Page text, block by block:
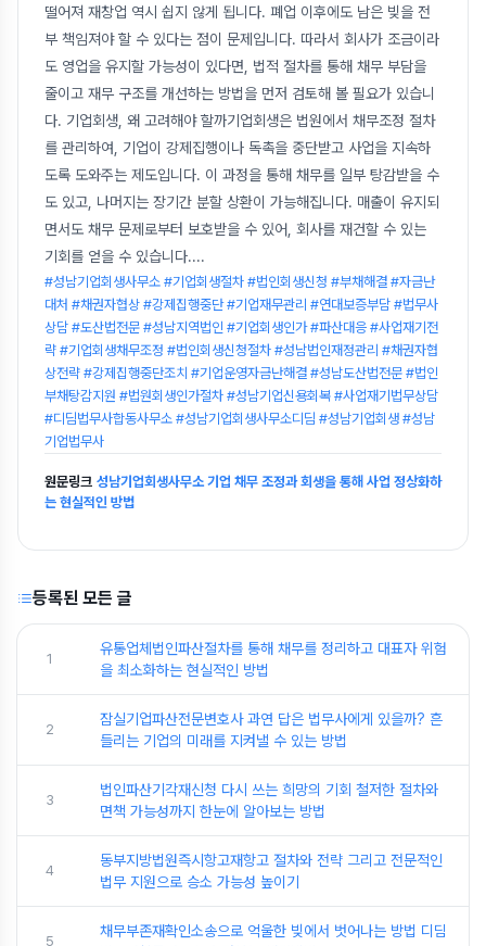
떨어져 재창업 역시 쉽지 않게 됩니다. 폐업 이후에도 남은 빚을 전
부 책임져야 할 수 있다는 점이 문제입니다. 따라서 회사가 조금이라
도 영업을 유지할 가능성이 있다면, 법적 절차를 통해 채무 부담을
줄이고 재무 구조를 개선하는 방법을 먼저 검토해 볼 필요가 있습니
다. 기업회생, 왜 고려해야 할까기업회생은 법원에서 채무조정 절차
를 관리하여, 기업이 강제집행이나 독촉을 중단받고 사업을 지속하
도록 도와주는 제도입니다. 이 과정을 통해 채무를 일부 탕감받을 수
도 있고, 나머지는 장기간 분할 상환이 가능해집니다. 매출이 유지되
면서도 채무 문제로부터 보호받을 수 있어, 회사를 재건할 수 있는
기회를 얻을 수 있습니다....
#성남기업회생사무소 #기업회생절차 #법인회생신청 #부채해결 #자금난
대처 #채권자협상 #강제집행중단 #기업재무관리 #연대보증부담 #법무사
상담 #도산법전문 #성남지역법인 #기업회생인가 #파산대응 #사업재기전
략 #기업회생채무조정 #법인회생신청절차 #성남법인재정관리 #채권자협
상전략 #강제집행중단조치 #기업운영자금난해결 #성남도산법전문 #법인
부채탕감지원 #법원회생인가절차 #성남기업신용회복 #사업재기법무상담
#디딤법무사합동사무소 #성남기업회생사무소디딤 #성남기업회생 #성남
기업법무사
원문링크 성남기업회생사무소 기업 채무 조정과 회생을 통해 사업 정상화하
는 현실적인 방법
등록된 모든 글
1
유통업체법인파산절차를 통해 채무를 정리하고 대표자 위험
을 최소화하는 현실적인 방법
2
잠실기업파산전문변호사 과연 답은 법무사에게 있을까? 흔
들리는 기업의 미래를 지켜낼 수 있는 방법
3
법인파산기각재신청 다시 쓰는 희망의 기회 철저한 절차와
면책 가능성까지 한눈에 알아보는 방법
4
동부지방법원즉시항고재항고 절차와 전략 그리고 전문적인
법무 지원으로 승소 가능성 높이기
5
채무부존재확인소송으로 억울한 빚에서 벗어나는 방법 디딤